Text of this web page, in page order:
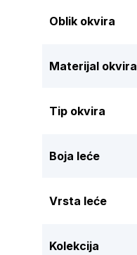
Oblik okvira
Materijal okvira
Tip okvira
Boja leće
Vrsta leće
Kolekcija